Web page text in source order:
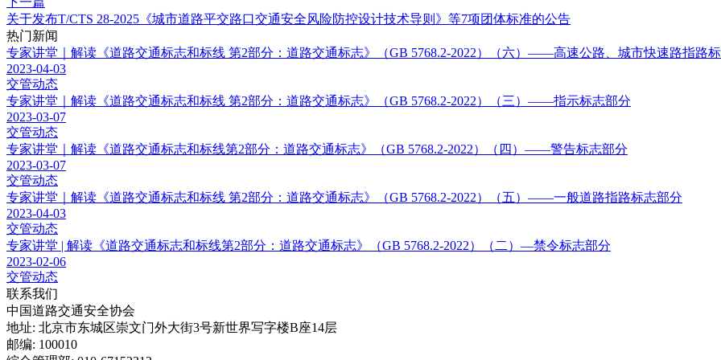
关于发布T/CTS 28-2025《城市道路平交路口交通安全风险防控设计技术导则》等7项团体标准的公告
热门新闻
专家讲堂｜解读《道路交通标志和标线 第2部分：道路交通标志》（GB 5768.2-2022）（六）——高速公路、城市快速路指路
2023-04-03
交管动态
专家讲堂｜解读《道路交通标志和标线 第2部分：道路交通标志》（GB 5768.2-2022）（三）——指示标志部分
2023-03-07
交管动态
专家讲堂｜解读《道路交通标志和标线第2部分：道路交通标志》（GB 5768.2-2022）（四）——警告标志部分
2023-03-07
交管动态
专家讲堂｜解读《道路交通标志和标线 第2部分：道路交通标志》（GB 5768.2-2022）（五）——一般道路指路标志部分
2023-04-03
交管动态
专家讲堂 | 解读《道路交通标志和标线第2部分：道路交通标志》（GB 5768.2-2022）（二）—禁令标志部分
2023-02-06
交管动态
联系我们
中国道路交通安全协会
地址: 北京市东城区崇文门外大街3号新世界写字楼B座14层
邮编: 100010